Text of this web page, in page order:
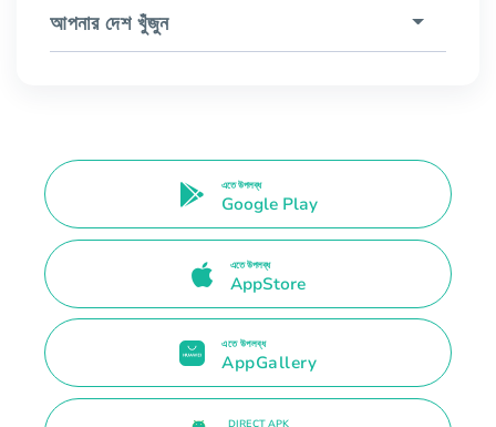
আপনার দেশ খুঁজুন
এতে উপলব্ধ
Google Play
এতে উপলব্ধ
AppStore
এতে উপলব্ধ
AppGallery
DIRECT APK